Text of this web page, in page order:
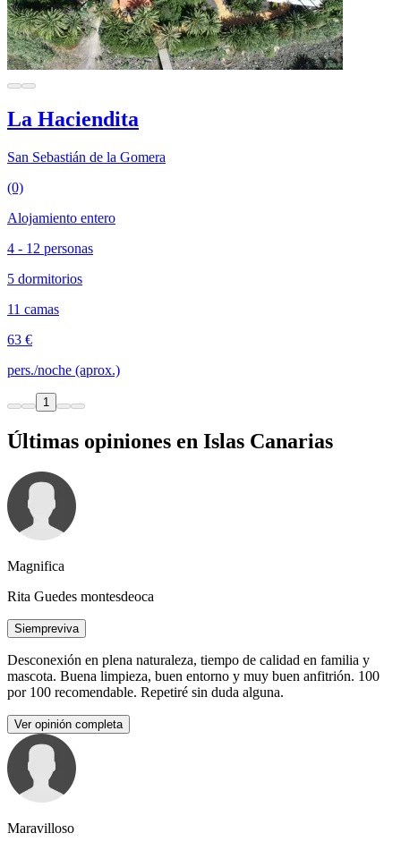
La Haciendita
San Sebastián de la Gomera
(0)
Alojamiento entero
4 - 12 personas
5 dormitorios
11 camas
63 €
pers./noche (aprox.)
1
Últimas opiniones en Islas Canarias
Magnifica
Rita Guedes montesdeoca
Siempreviva
Desconexión en plena naturaleza, tiempo de calidad en familia y
mascota. Buena limpieza, buen entorno y muy buen anfitrión. 100
por 100 recomendable. Repetiré sin duda alguna.
Ver opinión completa
Maravilloso